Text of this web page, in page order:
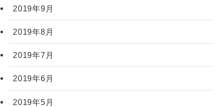
2019年9月
2019年8月
2019年7月
2019年6月
2019年5月